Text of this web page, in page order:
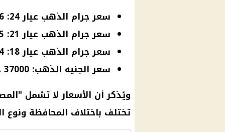
سعر جرام الذهب عيار 24: 5286 جنيهًا
سعر جرام الذهب عيار 21: 4625 جنيهًا
سعر جرام الذهب عيار 18: 3964 جنيهًا
سعر الجنيه الذهب: 37000 جنيه
ويُذكر أن الأسعارلا تشمل
تختلف باختلاف المحافظة ونوع